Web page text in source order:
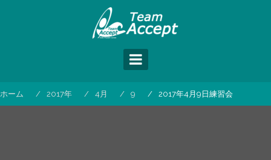
キ
ホーム 2017年 4月 9 2017年4月9日練習会